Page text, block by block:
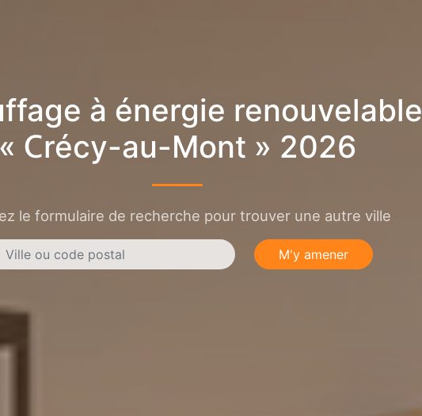
à énergie renouvelable
Crécy-au-Mont » 2026
le formulaire de recherche pour trouver une autre ville
M'y amener